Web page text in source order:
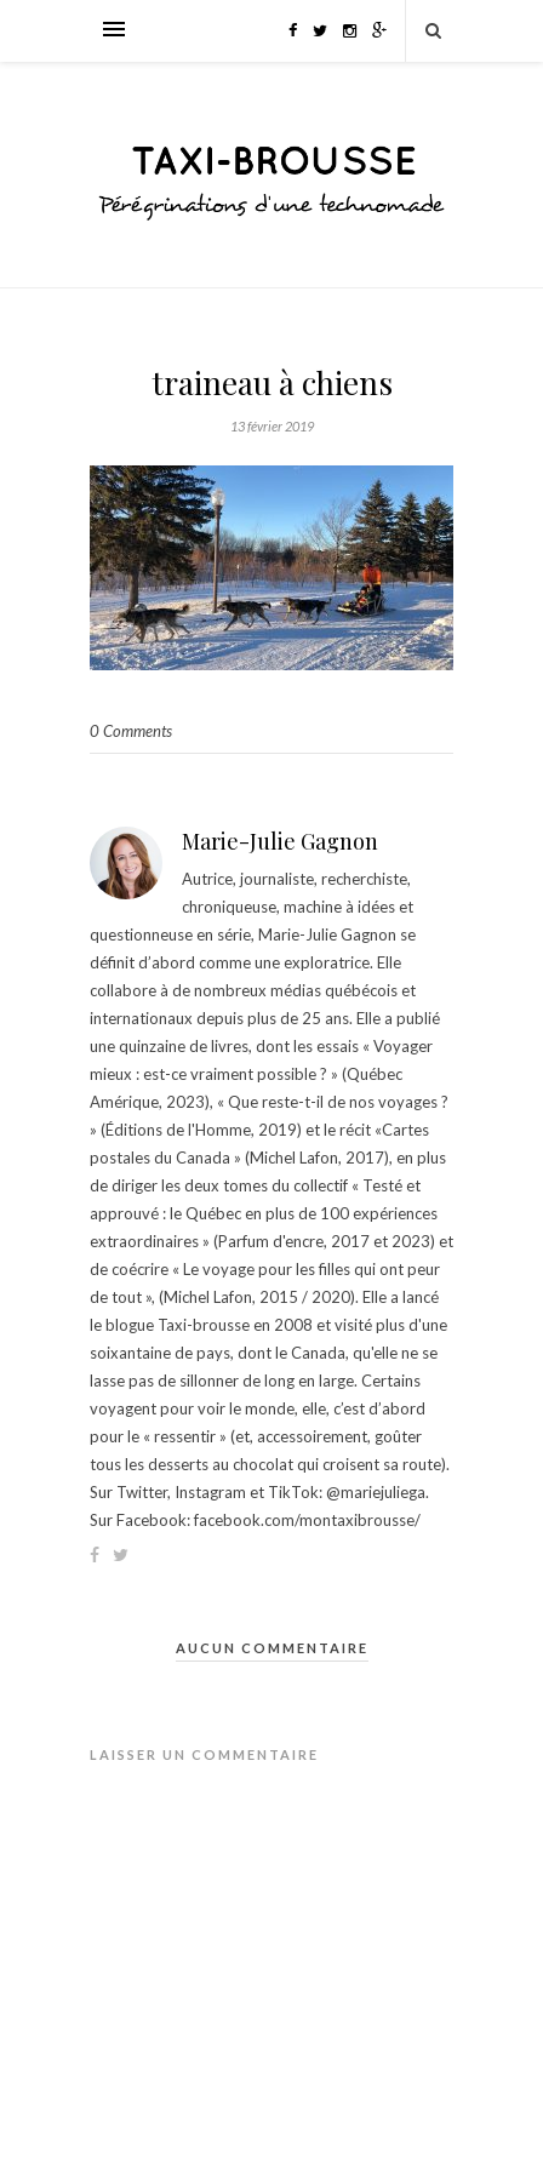
traineau à chiens
13 février 2019
0 Comments
Marie-Julie Gagnon
Autrice, journaliste, recherchiste,
chroniqueuse, machine à idées et
questionneuse en série, Marie-Julie Gagnon se
définit d’abord comme une exploratrice. Elle
collabore à de nombreux médias québécois et
internationaux depuis plus de 25 ans. Elle a publié
une quinzaine de livres, dont les essais « Voyager
mieux : est-ce vraiment possible ? » (Québec
Amérique, 2023), « Que reste-t-il de nos voyages ?
» (Éditions de l'Homme, 2019) et le récit «Cartes
postales du Canada » (Michel Lafon, 2017), en plus
de diriger les deux tomes du collectif « Testé et
approuvé : le Québec en plus de 100 expériences
extraordinaires » (Parfum d'encre, 2017 et 2023) et
de coécrire « Le voyage pour les filles qui ont peur
de tout », (Michel Lafon, 2015 / 2020). Elle a lancé
le blogue Taxi-brousse en 2008 et visité plus d'une
soixantaine de pays, dont le Canada, qu'elle ne se
lasse pas de sillonner de long en large. Certains
voyagent pour voir le monde, elle, c’est d’abord
pour le « ressentir » (et, accessoirement, goûter
tous les desserts au chocolat qui croisent sa route).
Sur Twitter, Instagram et TikTok: @mariejuliega.
Sur Facebook: facebook.com/montaxibrousse/
AUCUN COMMENTAIRE
LAISSER UN COMMENTAIRE